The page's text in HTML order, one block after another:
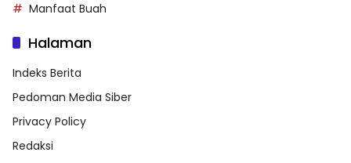
Manfaat Buah
Halaman
Indeks Berita
Pedoman Media Siber
Privacy Policy
Redaksi